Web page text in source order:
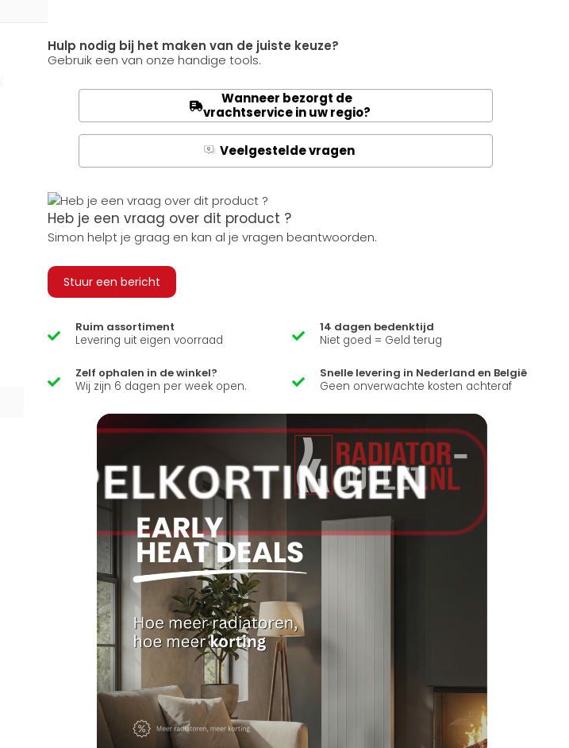
Hulp nodig bij het maken van de juiste keuze?
Gebruik een van onze handige tools.
Wanneer bezorgt de
vrachtservice in uw regio?
Q Veelgestelde vragen
Heb je een vraag over dit product ?
Simon helpt je graag en kan al je vragen beantwoorden.
Stuur een bericht
Ruim assortiment
Levering uit eigen voorraad
14 dagen bedenktijd
Niet goed = Geld terug
Zelf ophalen in de winkel?
Wij zijn 6 dagen per week open.
Snelle levering in Nederland en België
Geen onverwachte kosten achteraf